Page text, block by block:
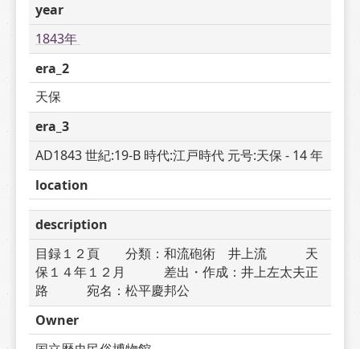
year
1843年
era_2
天保
era_3
AD1843 世紀:19-B 時代:江戸時代 元号:天保 - 14 年
location
description
目録１２頁　　分類：和流砲術　井上流　　　天
保１４年１２月　　　差出・作成：井上左太夫正
路　　　宛名：松平慶邦公
Owner